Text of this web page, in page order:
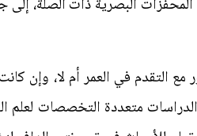
البصرية ذات الصلة، إلى
مع التقدم في العمر أم لا، وإن
متعددة التخصصات لعلم